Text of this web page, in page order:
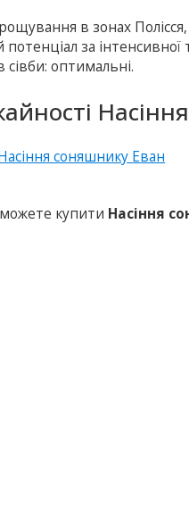
в зонах Полісся,
потенціал за
сівби: оптимальні.
купити Насіння